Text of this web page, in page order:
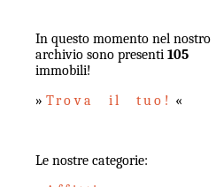
In questo momento nel nostro
archivio sono presenti 105
immobili!
» Trova il tuo! «
Le nostre categorie: